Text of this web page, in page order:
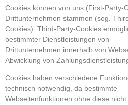
Cookies können von uns (First-Party-
Drittunternehmen stammen (sog.
Cookies). Third-Party-Cookies
bestimmter Dienstleistungen von
Drittunternehmen innerhalb von
Abwicklung von
Cookies haben verschiedene
technisch notwendig, da bestimmte
Webseitenfunktionen ohne diese